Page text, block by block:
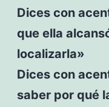
Dices con
que ella
localizarla»
Dices con
saber por qué